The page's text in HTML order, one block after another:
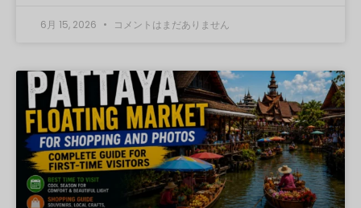
6月 15, 2026 コメントはまだありません